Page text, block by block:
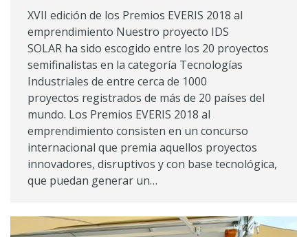
XVII edición de los Premios EVERIS 2018 al
emprendimiento Nuestro proyecto IDS
SOLAR ha sido escogido entre los 20 proyectos
semifinalistas en la categoría Tecnologías
Industriales de entre cerca de 1000
proyectos registrados de más de 20 países del
mundo. Los Premios EVERIS 2018 al
emprendimiento consisten en un concurso
internacional que premia aquellos proyectos
innovadores, disruptivos y con base tecnológica,
que puedan generar un…